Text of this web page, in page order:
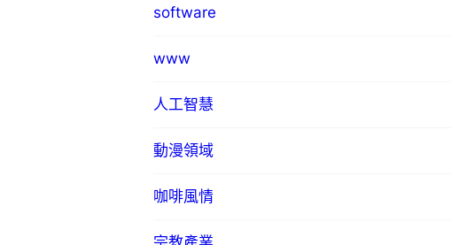
software
www
人工智慧
動漫領域
咖啡風情